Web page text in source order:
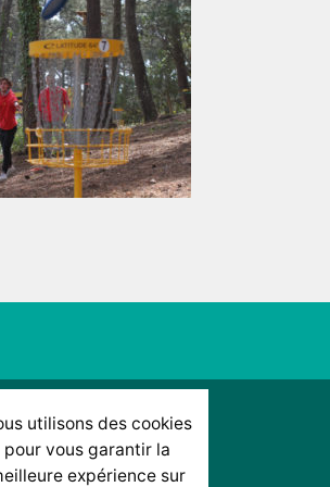
utilisons des cookies
pour vous garantir la
expérience sur